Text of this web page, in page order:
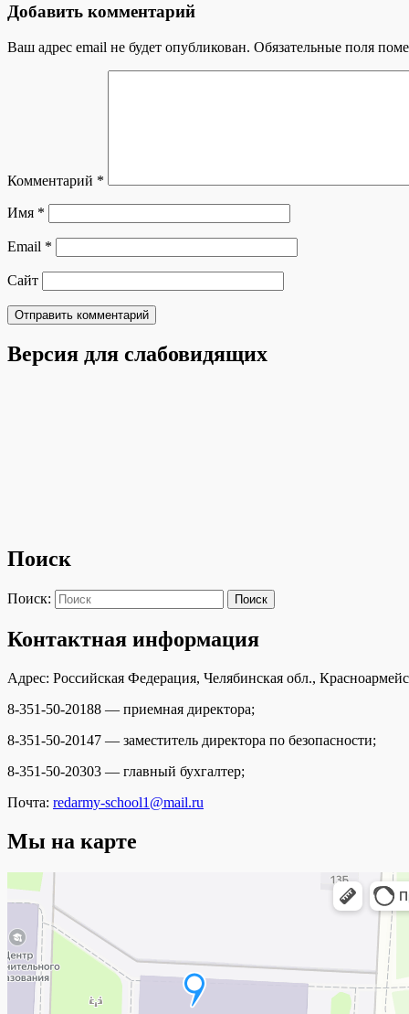
Добавить комментарий
Ваш адрес email не будет опубликован. Обязательные поля
Комментарий *
Имя *
Email *
Сайт
Версия для слабовидящих
Поиск
Поиск: Поиск
Контактная информация
Адрес: Российская Федерация, Челябинская обл.,
8-351-50-20188 — приемная директора;
8-351-50-20147 — заместитель директора по безопасности;
8-351-50-20303 — главный бухгалтер;
Почта: redarmy-school1@mail.ru
Мы на карте